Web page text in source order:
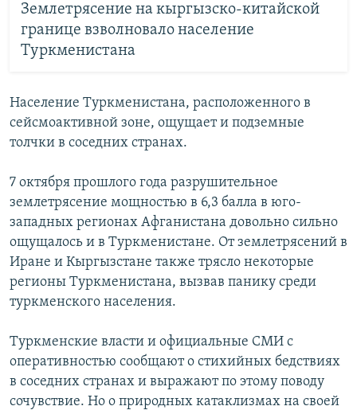
Землетрясение на кыргызско-китайской
границе взволновало население
Туркменистана
Население Туркменистана, расположенного в
сейсмоактивной зоне, ощущает и подземные
толчки в соседних странах.
7 октября прошлого года разрушительное
землетрясение мощностью в 6,3 балла в юго-
западных регионах Афганистана довольно сильно
ощущалось и в Туркменистане. От землетрясений в
Иране и Кыргызстане также трясло некоторые
регионы Туркменистана, вызвав панику среди
туркменского населения.
Туркменские власти и официальные СМИ с
оперативностью сообщают о стихийных бедствиях
в соседних странах и выражают по этому поводу
сочувствие. Но о природных катаклизмах на своей